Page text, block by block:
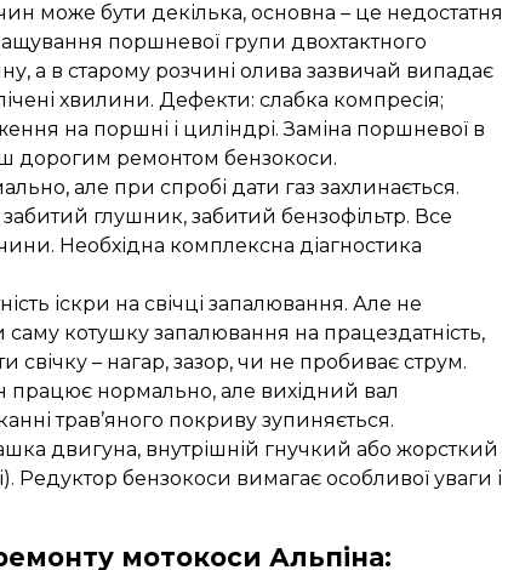
може бути декілька, основна – це недостатня
поршневої групи двохтактного
а в старому розчині олива зазвичай випадає
хвилини. Дефекти: слабка компресія;
на поршні і циліндрі. Заміна поршневої в
дорогим ремонтом бензокоси.
але при спробі дати газ захлинається.
глушник, забитий бензофільтр. Все
Необхідна комплексна діагностика
іскри на свічці запалювання. Але не
котушку запалювання на працездатність,
свічку – нагар, зазор, чи не пробиває струм.
працює нормально, але вихідний вал
трав’яного покриву зупиняється.
двигуна, внутрішній гнучкий або жорсткий
Редуктор бензокоси вимагає особливої уваги і
мотокоси Альпіна: